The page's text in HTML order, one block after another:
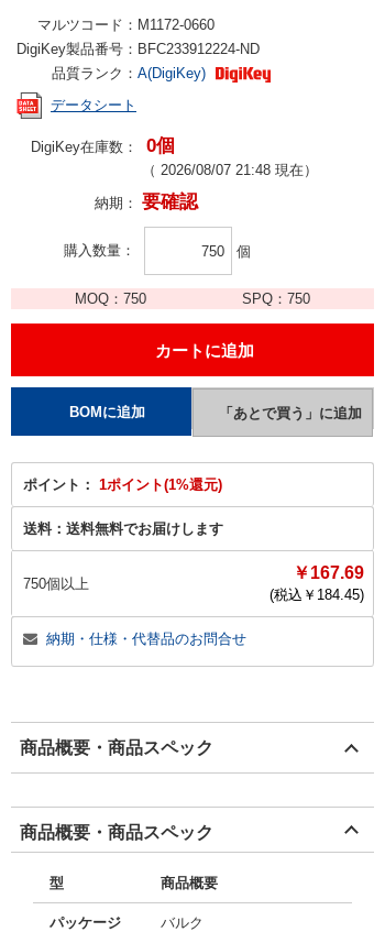
マルツコード： M1172-0660
DigiKey製品番号： BFC233912224-ND
品質ランク： A(DigiKey)
データシート
DigiKey在庫数： 0個
（ 2026/08/07 21:48 現在）
納期： 要確認
購入数量 個
MOQ：750 SPQ： 750
ポイント： 1ポイント(1%還元)
送料： 送料無料でお届けします
750個以上
￥167.69
(税込￥ 184.45)
納期・仕様・代替品のお問合せ
商品概要・商品スペック
商品概要・商品スペック
型 商品概要
パッケージ バルク